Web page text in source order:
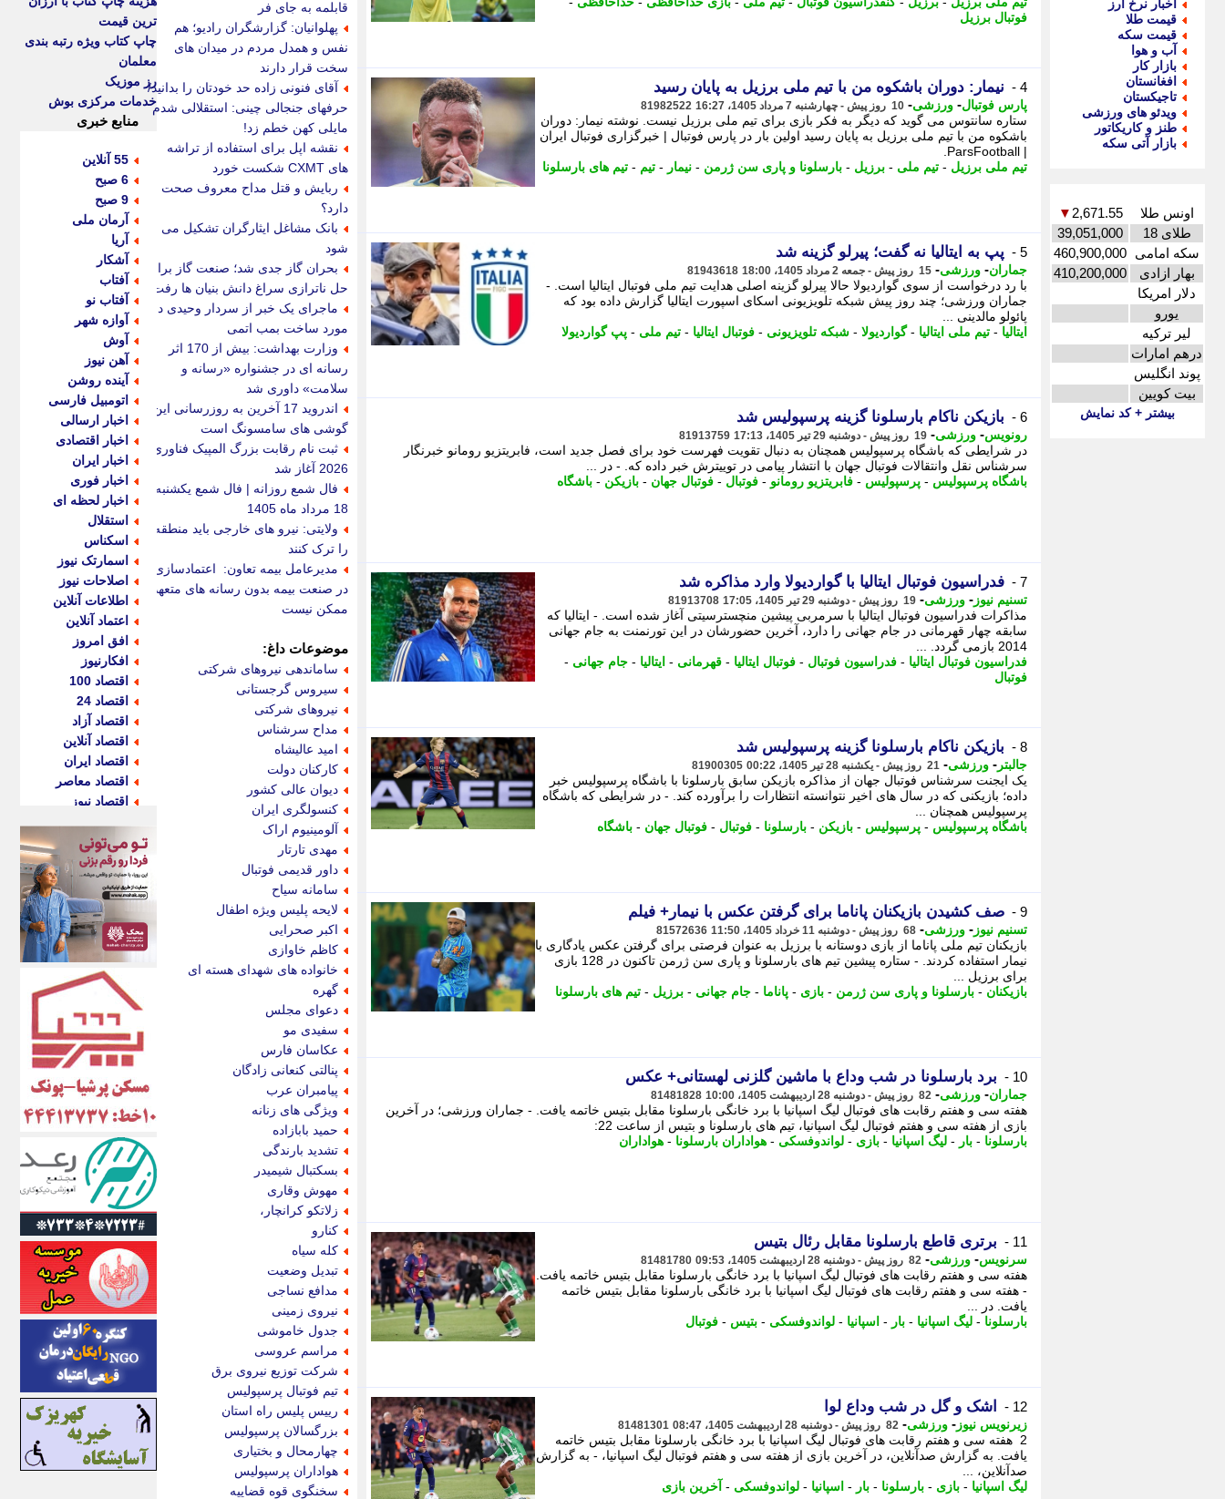
اخبار نرخ ارز
قیمت طلا
قیمت سکه
آب و هوا
بازار کار
افغانستان
تاجیکستان
ویدئو های ورزشی
طنز و کاریکاتور
بازار آتی سکه
اونس طلا 2,671.55
▼
طلای 18
39,051,000
سکه امامی 460,900,000
بهار ازادی
410,200,000
دلار امریکا
یورو
لیر ترکیه
درهم امارات
پوند انگلیس
بیت کویین
بیشتر + کد نمایش
فوتبال برزیل
4 - نیمار: دوران باشکوه من با تیم ملی برزیل به پایان رسید
پارس فوتبال- ورزشی- 10 روز پیش - چهارشنبه 7 مرداد 1405، 16:27 81982522
ستاره سانتوس می گوید که دیگر به فکر بازی برای تیم ملی برزیل نیست. نوشته نیمار: دوران
باشکوه من با تیم ملی برزیل به پایان رسید اولین بار در پارس فوتبال | خبرگزاری فوتبال ایران
| ParsFootball.
تیم ملی برزیل - تیم ملی - برزیل - بارسلونا و پاری سن ژرمن - نیمار - تیم - تیم های بارسلونا
5 - پپ به ایتالیا نه گفت؛ پیرلو گزینه شد
جماران- ورزشی- 15 روز پیش - جمعه 2 مرداد 1405، 18:00 81943618
با رد درخواست از سوی گواردیولا حالا پیرلو گزینه اصلی هدایت تیم ملی فوتبال ایتالیا است. -
جماران ورزشی؛ چند روز پیش شبکه تلویزیونی اسکای اسپورت ایتالیا گزارش داده بود که
پائولو مالدینی ...
ایتالیا - تیم ملی ایتالیا -گواردیولا - شبکه تلویزیونی - فوتبال ایتالیا - تیم ملی - پپ گواردیولا
6 - بازیکن ناکام بارسلونا گزینه پرسپولیس شد
رونویس- ورزشی- 19 روز پیش - دوشنبه 29 تیر 1405، 17:13 81913759
در شرایطی که باشگاه پرسپولیس همچنان به دنبال تقویت فهرست خود برای فصل جدید است، فابریتزیو رومانو خبرنگار
سرشناس نقل وانتقالات فوتبال جهان با انتشار پیامی در توییترش خبر داده که. - در ...
باشگاه پرسپولیس - پرسپولیس - فابریتزیو رومانو - فوتبال - فوتبال جهان - بازیکن - باشگاه
7 - فدراسیون فوتبال ایتالیا با گواردیولا وارد مذاکره شد
تسنیم نیوز - ورزشی- 19 روز پیش - دوشنبه 29 تیر 1405، 17:05 81913708
مذاکرات فدراسیون فوتبال ایتالیا با سرمربی پیشین منچسترسیتی آغاز شده است. - ایتالیا که
سابقه چهار قهرمانی در جام جهانی را دارد، آخرین حضورشان در این تورنمنت به جام جهانی
2014 بازمی گردد. ...
فدراسیون فوتبال ایتالیا - فدراسیون فوتبال - فوتبال ایتالیا - قهرمانی - ایتالیا - جام جهانی -
فوتبال
8 - بازیکن ناکام بارسلونا گزینه پرسپولیس شد
جالبتر - ورزشی- 21 روز پیش - یکشنبه 28 تیر 1405، 00:22 81900305
یک ایجنت سرشناس فوتبال جهان از مذاکره بازیکن سابق بارسلونا با باشگاه پرسپولیس خبر
داده؛ بازیکنی که در سال های اخیر نتوانسته انتظارات را برآورده کند. - در شرایطی که باشگاه
پرسپولیس همچنان ...
باشگاه پرسپولیس - پرسپولیس - بازیکن - بارسلونا - فوتبال - فوتبال جهان - باشگاه
9 - صف کشیدن بازیکنان پاناما برای گرفتن عکس با نیمار+ فیلم
تسنیم نیوز - ورزشی- 68 روز پیش - دوشنبه 11 خرداد 1405، 11:50 81572636
بازیکنان تیم ملی پاناما از بازی دوستانه با برزیل به عنوان فرصتی برای گرفتن عکس یادگاری با
نیمار استفاده کردند. - ستاره پیشین تیم های بارسلونا و پاری سن ژرمن تاکنون در 128 بازی
برای برزیل ...
بازیکنان - بارسلونا و پاری سن ژرمن - بازی - پاناما - جام جهانی - برزیل - تیم های بارسلونا
10 - برد بارسلونا در شب وداع با ماشین گلزنی لهستانی+ عکس
جماران- ورزشی- 82 روز پیش - دوشنبه 28 اردیبهشت 1405، 10:00 81481828
هفته سی و هفتم رقابت های فوتبال لیگ اسپانیا با برد خانگی بارسلونا مقابل بتیس خاتمه یافت. - جماران ورزشی؛ در آخرین
بازی از هفته سی و هفتم فوتبال لیگ اسپانیا، تیم های بارسلونا و بتیس از ساعت 22:
بارسلونا - بار - لیگ اسپانیا - بازی - لواندوفسکی - هواداران بارسلونا - هواداران
11 - برتری قاطع بارسلونا مقابل رئال بتیس
سرنویس- ورزشی- 82 روز پیش - دوشنبه 28 اردیبهشت 1405، 09:53 81481780
هفته سی و هفتم رقابت های فوتبال لیگ اسپانیا با برد خانگی بارسلونا مقابل بتیس خاتمه یافت.
- هفته سی و هفتم رقابت های فوتبال لیگ اسپانیا با برد خانگی بارسلونا مقابل بتیس خاتمه
یافت. در ...
بارسلونا - لیگ اسپانیا - بار - اسپانیا - لواندوفسکی - بتیس - فوتبال
12 - اشک و گل در شب وداع لوا
زیرنویس نیوز - ورزشی- 82 روز پیش - دوشنبه 28 اردیبهشت 1405، 08:47 81481301
2 هفته سی و هفتم رقابت های فوتبال لیگ اسپانیا با برد خانگی بارسلونا مقابل بتیس خاتمه
یافت. به گزارش صدآنلاین، در آخرین بازی از هفته سی و هفتم فوتبال لیگ اسپانیا، - به گزارش
صدآنلاین، ...
لیگ اسپانیا - بازی - بارسلونا - بار - اسپانیا - لواندوفسکی - آخرین بازی
قابلمه به جای فر
پهلوانیان: گزارشگران رادیو؛ هم
نفس و همدل مردم در میدان های
سخت قرار دارند
آقای فنونی زاده حد خودتان را بدانید/
حرفهای جنجالی چینی: استقلالی شدم
مایلی کهن خطم زد!
نقشه اپل برای استفاده از تراشه
های CXMT شکست خورد
ربایش و قتل مداح معروف صحت
دارد؟
بانک مشاغل ایثارگران تشکیل می
شود
بحران گاز جدی شد؛ صنعت گاز برای
حل ناترازی سراغ دانش بنیان ها رفت
ماجرای یک خبر از سردار وحیدی در
مورد ساخت بمب اتمی
وزارت بهداشت: بیش از 170 اثر
رسانه ای در جشنواره «رسانه و
سلامت» داوری شد
اندروید 17 آخرین به روزرسانی این
گوشی های سامسونگ است
ثبت نام رقابت بزرگ المپیک فناوری
2026 آغاز شد
فال شمع روزانه | فال شمع یکشنبه
18 مرداد ماه 1405
ولایتی: نیرو های خارجی باید منطقه
را ترک کنند
مدیرعامل بیمه تعاون: اعتمادسازی
در صنعت بیمه بدون رسانه های متعهد
ممکن نیست
موضوعات داغ:
ساماندهی نیروهای شرکتی
سیروس گرجستانی
نیروهای شرکتی
مداح سرشناس
امید عالیشاه
کارکنان دولت
دیوان عالی کشور
کنسولگری ایران
آلومینیوم اراک
مهدی تارتار
داور قدیمی فوتبال
سامانه سیاح
لایحه پلیس ویژه اطفال
اکبر صحرایی
کاظم خاوازی
خانواده های شهدای هسته ای
گهره
دعوای مجلس
سفیدی مو
عکاسان فارس
پنالتی کنعانی زادگان
پیامبران عرب
ویژگی های زنانه
حمید بابازاده
تشدید بارندگی
بسکتبال شیمیدر
مهوش وقاری
زلاتکو کرانچار،
کنارو
کله سیاه
تبدیل وضعیت
مدافع نساجی
نیروی زمینی
جدول خاموشی
مراسم عروسی
شرکت توزیع نیروی برق
تیم فوتبال پرسپولیس
رییس پلیس راه استان
بزرگسالان پرسپولیس
چهارمحال و بختیاری
هواداران پرسپولیس
سخنگوی قوه قضاییه
ترین قیمت
چاپ کتاب ویژه رتبه بندی
معلمان
رز موزیک
خدمات مرکزی بوش
منابع خبری
55 آنلاین
6 صبح
9 صبح
آرمان ملی
آریا
آشکار
آفتاب
آفتاب نو
آوازه شهر
آوش
آهن نیوز
آینده روشن
اتومبیل فارسی
اخبار ارسالی
اخبار اقتصادی
اخبار ایران
اخبار فوری
اخبار لحظه ای
استقلال
اسکناس
اسمارتک نیوز
اصلاحات نیوز
اطلاعات آنلاین
اعتماد آنلاین
افق امروز
افکارنیوز
اقتصاد 100
اقتصاد 24
اقتصاد آزاد
اقتصاد آنلاین
اقتصاد ایران
اقتصاد معاصر
اقتصاد نیوز
اکوفارس
اکونگار
اکونیوز
الف
انتشار آنلاین
اندیشه قرن
اندیشه معاصر
اندیشه ها
انرژی پرس
ای استخدام
ایتنا
ایراف
ایران آرت
ایران آنلاین
ایران زندگی
ایران فوری
ایرانی روز
ایرانیتال
ایرنا
ایسکانیوز
ایسنا
ایکنا
ایلنا
اینتیتر
ایونا نیوز
بازتاب آنلاین
باشگاه خبرنگاران
باغستان نیوز
بامبوک
ببین و بخون
بدینسان
بنکر